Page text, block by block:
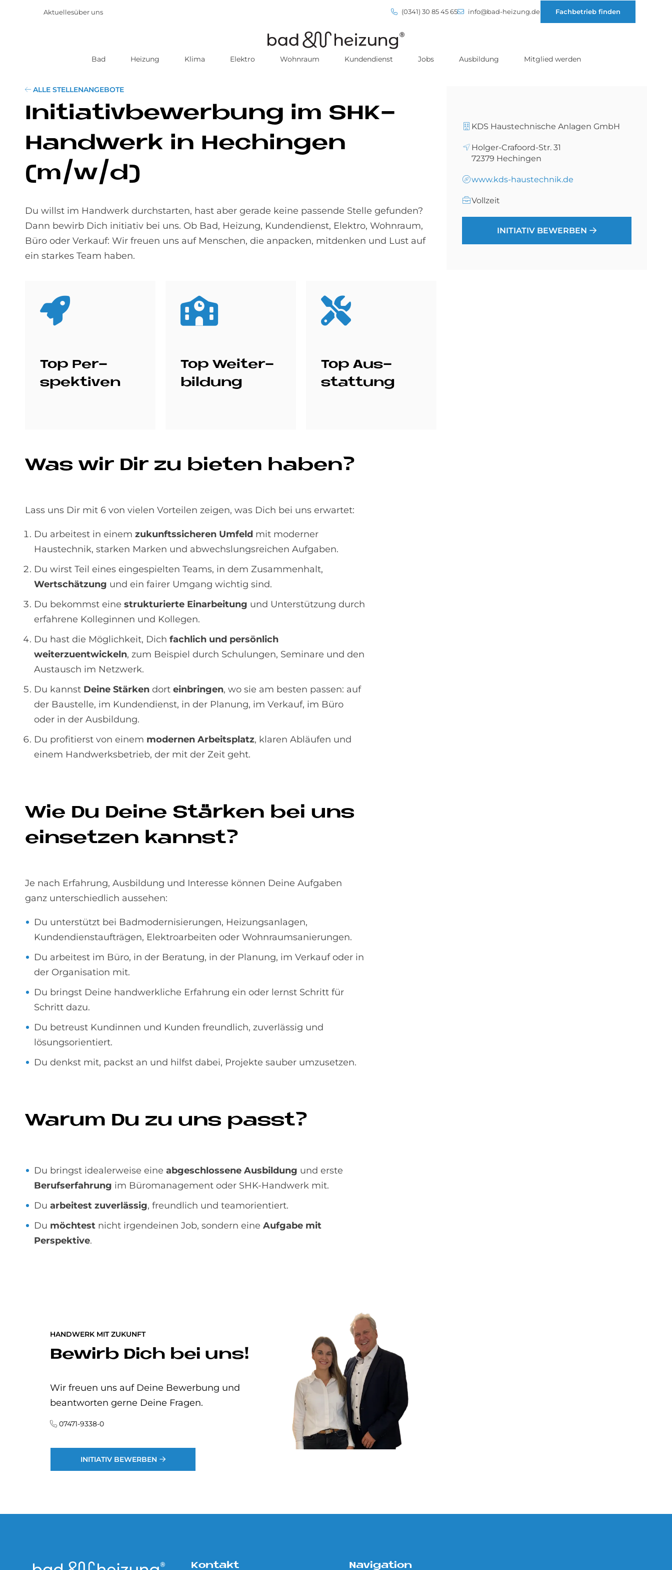
Aktuellesüber uns (0341) 30 85 45 65 info@bad-heizung.de Fachbetrieb finden
Bad Heizung Klima Elektro Wohnraum Kundendienst Jobs Ausbildung Mitglied werden
ALLE STELLENANGEBOTE
In­itia­tiv­be­wer­bung im SHK-
Hand­werk in He­chin­gen
(m/w/d)
Du willst im Handwerk durchstarten, hast aber gerade keine passende Stelle gefunden?
Dann bewirb Dich initiativ bei uns. Ob Bad, Heizung, Kundendienst, Elektro, Wohnraum,
Büro oder Verkauf: Wir freuen uns auf Menschen, die anpacken, mitdenken und Lust auf
ein starkes Team haben.
Top Per­
spek­ti­ven
Top Wei­ter­
bil­dung
Top Aus­
stat­tung
Was wir Dir zu bie­ten ha­ben?
Lass uns Dir mit 6 von vielen Vorteilen zeigen, was Dich bei uns erwartet:
Du arbeitest in einem zukunftssicheren Umfeld mit moderner
Haustechnik, starken Marken und abwechslungsreichen Aufgaben.
Du wirst Teil eines eingespielten Teams, in dem Zusammenhalt,
Wertschätzung und ein fairer Umgang wichtig sind.
Du bekommst eine strukturierte Einarbeitung und Unterstützung durch
erfahrene Kolleginnen und Kollegen.
Du hast die Möglichkeit, Dich fachlich und persönlich
weiterzuentwickeln, zum Beispiel durch Schulungen, Seminare und den
Austausch im Netzwerk.
Du kannst Deine Stärken dort einbringen, wo sie am besten passen: auf
der Baustelle, im Kundendienst, in der Planung, im Verkauf, im Büro
oder in der Ausbildung.
Du profitierst von einem modernen Arbeitsplatz, klaren Abläufen und
einem Handwerksbetrieb, der mit der Zeit geht.
Wie Du De­i­ne Stär­ken bei uns
ein­set­zen kannst?
Je nach Erfahrung, Ausbildung und Interesse können Deine Aufgaben
ganz unterschiedlich aussehen:
Du unterstützt bei Badmodernisierungen, Heizungsanlagen,
Kundendienstaufträgen, Elektroarbeiten oder Wohnraumsanierungen.
Du arbeitest im Büro, in der Beratung, in der Planung, im Verkauf oder in
der Organisation mit.
Du bringst Deine handwerkliche Erfahrung ein oder lernst Schritt für
Schritt dazu.
Du betreust Kundinnen und Kunden freundlich, zuverlässig und
lösungsorientiert.
Du denkst mit, packst an und hilfst dabei, Projekte sauber umzusetzen.
Wa­rum Du zu uns passt?
Du bringst idealerweise eine abgeschlossene Ausbildung und erste
Berufserfahrung im Büromanagement oder SHK-Handwerk mit.
Du arbeitest zuverlässig, freundlich und teamorientiert.
Du möchtest nicht irgendeinen Job, sondern eine Aufgabe mit
Perspektive.
HANDWERK MIT ZUKUNFT
Bewirb Dich bei uns!
Wir freuen uns auf Deine Bewerbung und
beantworten gerne Deine Fragen.
07471-9338-0
INITIATIV BEWERBEN
KDS Haustechnische Anlagen GmbH
Holger-Crafoord-Str. 31
72379 Hechingen
www.kds-haustechnik.de
Vollzeit
INITIATIV BEWERBEN
Kontakt Navigation